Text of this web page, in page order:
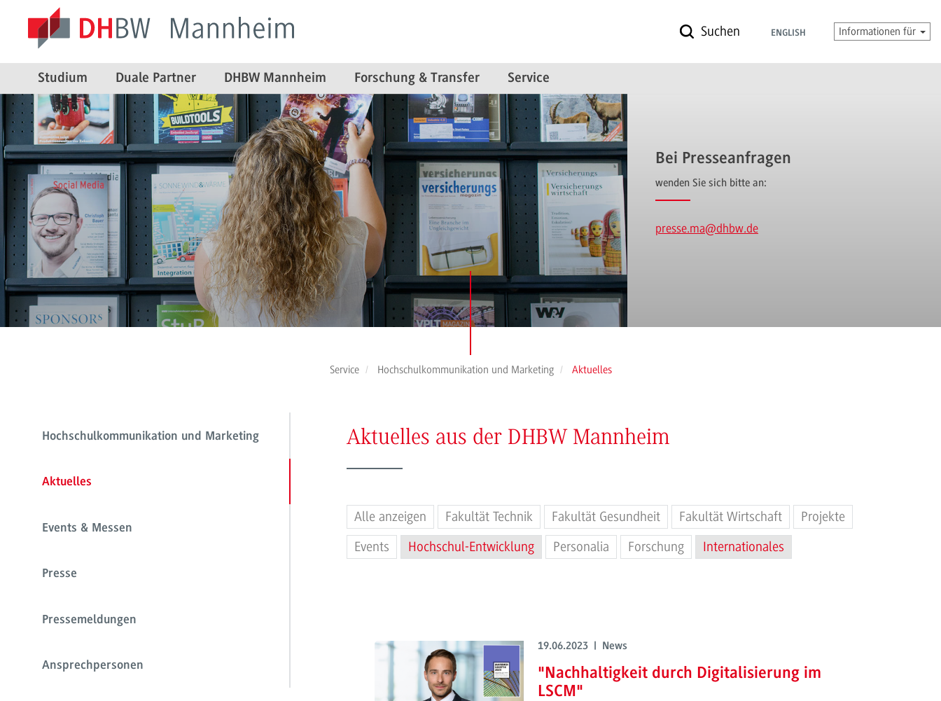
Suchen ENGLISH Informationen für
Studium Duale Partner DHBW Mannheim Forschung & Transfer Service
Bei Presseanfragen
wenden Sie sich bitte an:
presse.ma@dhbw.de
Service Hochschulkommunikation und Marketing Aktuelles
Hochschulkommunikation und Marketing
Aktuelles
Events & Messen
Presse
Pressemeldungen
Ansprechpersonen
Aktuelles aus der DHBW Mannheim
Alle anzeigen Fakultät Technik Fakultät Gesundheit Fakultät Wirtschaft
Projekte
Events
Hochschul-Entwicklung Personalia Forschung Internationales
19.06.2023 | News
"Nachhaltigkeit durch Digitalisierung im
LSCM"